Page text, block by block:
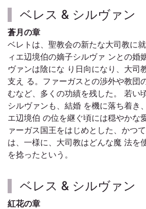
ベレス & シルヴァン
蒼月の章
ベレトは、聖教会の新たな大司教に
ィエ辺境伯の嫡子シルヴァ ンとの婚
ヴァンは陰にな り日向になり、大司
支え る。ファーガスとの渉外や教団
むなど、多くの功績を残した。 若い
シルヴァンも、結婚 を機に落ち着き
エ辺境伯 の位を継ぐ頃には穏やかな
ァーガス国王をはじめとした、かつ
は、一様に、大司教はどんな魔 法を
を捻ったという。
ベレス & シルヴァン
紅花の章